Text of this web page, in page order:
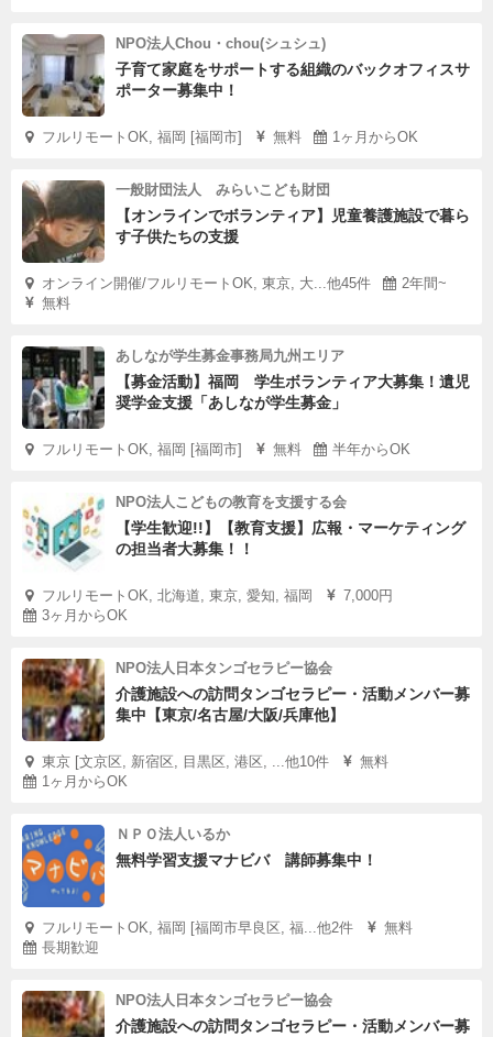
NPO法人Chou・chou(シュシュ)
子育て家庭をサポートする組織のバックオフィスサ
ポーター募集中！
フルリモートOK, 福岡 [福岡市] 無料 1ヶ月からOK
一般財団法人 みらいこども財団
【オンラインでボランティア】児童養護施設で暮ら
す子供たちの支援
オンライン開催/フルリモートOK, 東京, 大...他45件
2年間~
無料
あしなが学生募金事務局九州エリア
【募金活動】福岡 学生ボランティア大募集！遺児
奨学金支援「あしなが学生募金」
フルリモートOK, 福岡 [福岡市] 無料 半年からOK
NPO法人こどもの教育を支援する会
【学生歓迎!!】【教育支援】広報・マーケティング
の担当者大募集！！
フルリモートOK, 北海道, 東京, 愛知, 福岡
7,000円
3ヶ月からOK
NPO法人日本タンゴセラピー協会
介護施設への訪問タンゴセラピー・活動メンバー募
集中【東京/名古屋/大阪/兵庫他】
東京 [文京区, 新宿区, 目黒区, 港区, ...他10件
無料
1ヶ月からOK
ＮＰＯ法人いるか
無料学習支援マナビバ 講師募集中！
フルリモートOK, 福岡 [福岡市早良区, 福...他2件
無料
長期歓迎
NPO法人日本タンゴセラピー協会
介護施設への訪問タンゴセラピー・活動メンバー募